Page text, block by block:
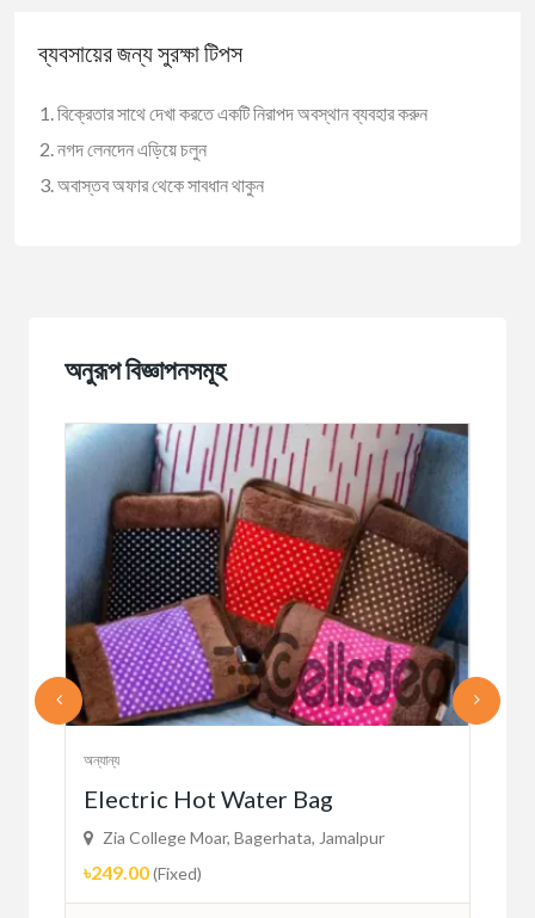
ব্যবসায়ের জন্য সুরক্ষা টিপস
বিক্রেতার সাথে দেখা করতে একটি নিরাপদ অবস্থান ব্যবহার করুন
নগদ লেনদেন এড়িয়ে চলুন
অবাস্তব অফার থেকে সাবধান থাকুন
অনুরূপ বিজ্ঞাপনসমূহ
অন্যান্য
Electric Hot Water Bag
Zia College Moar, Bagerhata, Jamalpur
৳249.00(Fixed)